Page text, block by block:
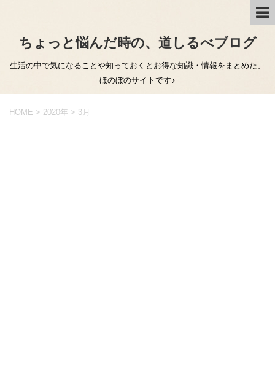
ちょっと悩んだ時の、道しるべブログ
生活の中で気になることや知っておくとお得な知識・情報をまとめた、
ほのぼのサイトです♪
HOME > 2020年 > 3月